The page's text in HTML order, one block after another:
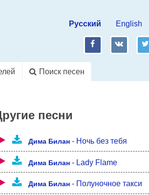
Русский English
fb vk tw
Поиск песен
песни
Дима Билан - Ночь без тебя
Дима Билан - Lady Flame
Дима Билан - Полуночное такси